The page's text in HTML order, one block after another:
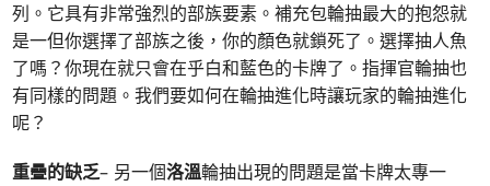
列。它具有非常強烈的部族要素。補充包輪抽最大的抱怨就
是一但你選擇了部族之後，你的顏色就鎖死了。選擇抽人魚
了嗎？你現在就只會在乎白和藍色的卡牌了。指揮官輪抽也
有同樣的問題。我們要如何在輪抽進化時讓玩家的輪抽進化
呢？
重疊的缺乏– 另一個洛溫輪抽出現的問題是當卡牌太專一